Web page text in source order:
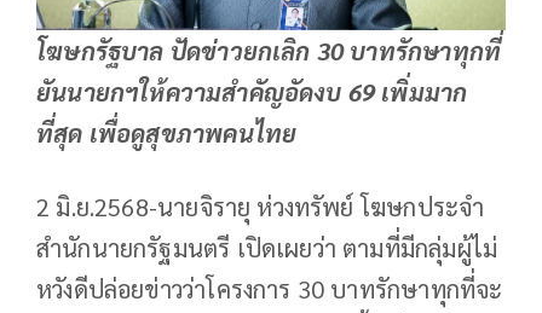
โฆษกรัฐบาล ปัดข่าวยกเลิก 30 บาทรักษาทุกที่
ยันนายกฯให้ความสำคัญอัดงบ 69 เพิ่มมาก
ที่สุด เพื่อดูสุขภาพคนไทย
2 มิ.ย.2568-นายจิรายุ ห่วงทรัพย์ โฆษกประจำ
สำนักนายกรัฐมนตรี เปิดเผยว่า ตามที่มีกลุ่มผู้ไม่
หวังดีปล่อยข่าวว่าโครงการ 30 บาทรักษาทุกที่จะ